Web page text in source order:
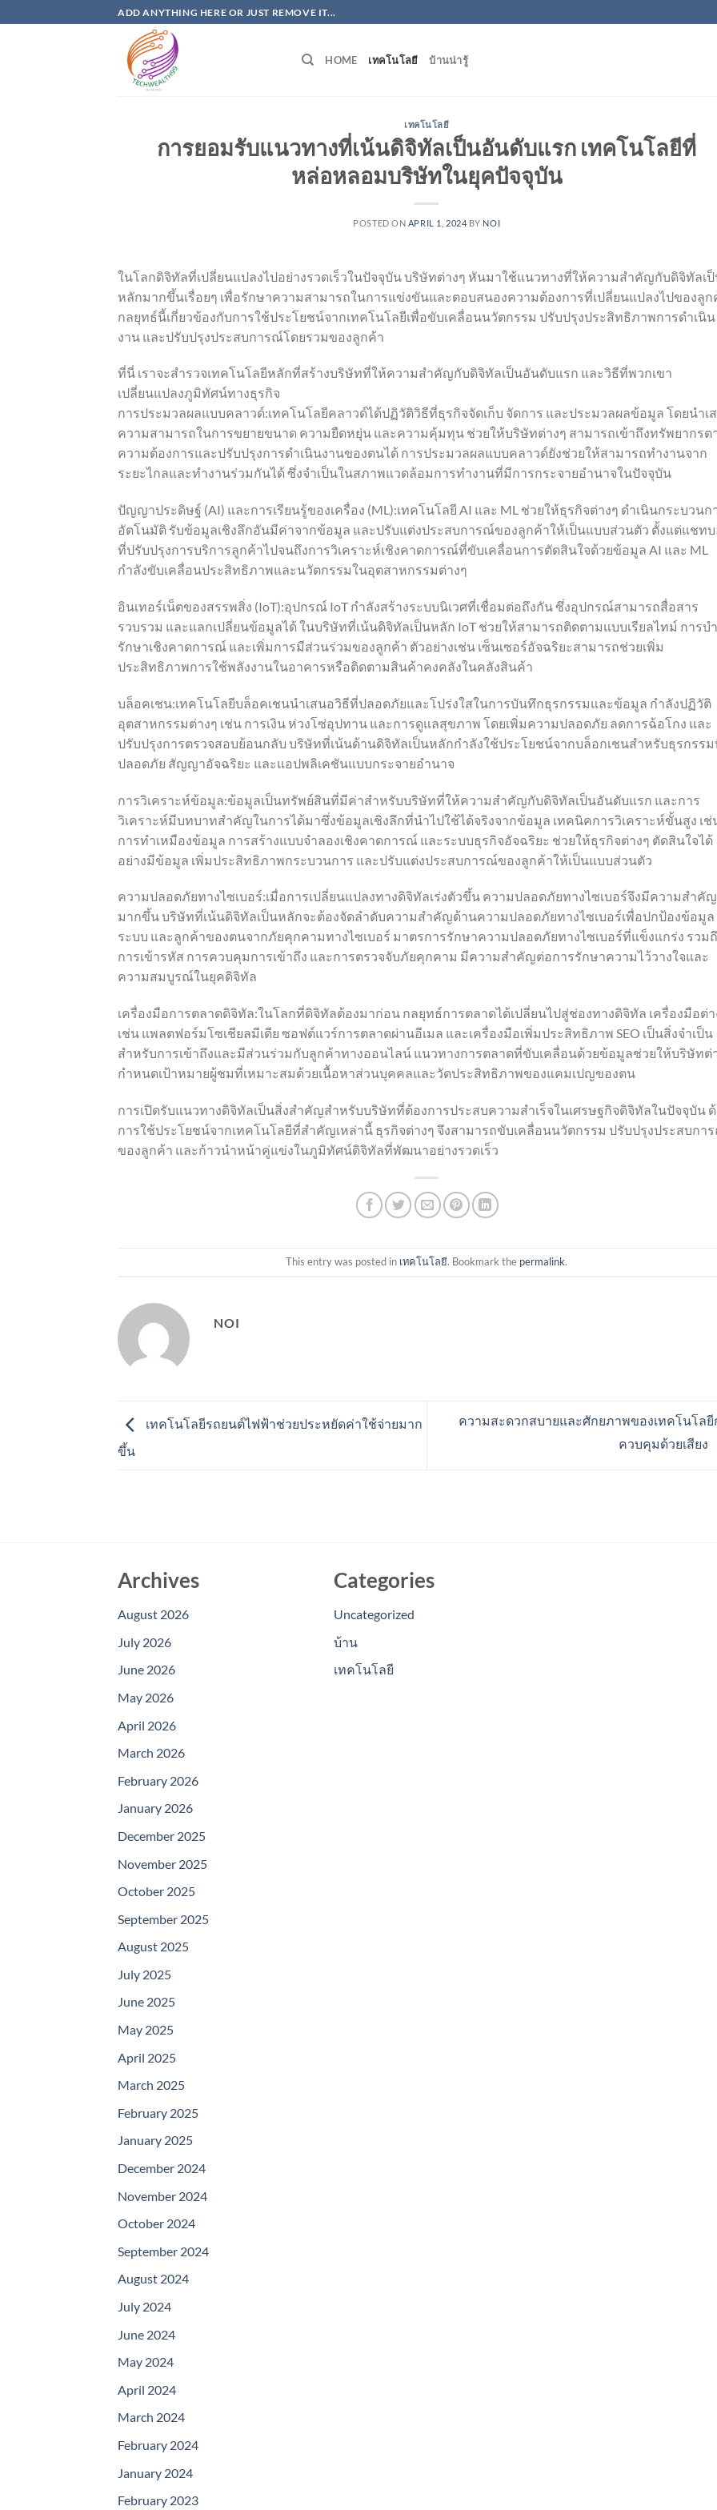
to
ADD ANYTHING HERE OR JUST REMOVE IT...
HOME เทคโนโลยี บ้านน่ารู้
เทคโนโลยี
การยอมรับแนวทางที่เน้นดิจิทัลเป็นอันดับแรก เทคโนโลยีที่
หล่อหลอมบริษัทในยุคปัจจุบัน
POSTED ON APRIL 1, 2024 BY NOI
ในโลกดิจิทัลที่เปลี่ยนแปลงไปอย่างรวดเร็วในปัจจุบัน บริษัทต่างๆ หันมาใช้แนวทางที่ให้ความสำคัญกับดิจิทัลเ
หลักมากขึ้นเรื่อยๆ เพื่อรักษาความสามารถในการแข่งขันและตอบสนองความต้องการที่เปลี่ยนแปลงไปของลูก
กลยุทธ์นี้เกี่ยวข้องกับการใช้ประโยชน์จากเทคโนโลยีเพื่อขับเคลื่อนนวัตกรรม ปรับปรุงประสิทธิภาพการดำเนิน
งาน และปรับปรุงประสบการณ์โดยรวมของลูกค้า
ที่นี่ เราจะสำรวจเทคโนโลยีหลักที่สร้างบริษัทที่ให้ความสำคัญกับดิจิทัลเป็นอันดับแรก และวิธีที่พวกเขา
เปลี่ยนแปลงภูมิทัศน์ทางธุรกิจ
การประมวลผลแบบคลาวด์:เทคโนโลยีคลาวด์ได้ปฏิวัติวิธีที่ธุรกิจจัดเก็บ จัดการ และประมวลผลข้อมูล โดยนำเ
ความสามารถในการขยายขนาด ความยืดหยุ่น และความคุ้มทุน ช่วยให้บริษัทต่างๆ สามารถเข้าถึงทรัพยากรต
ความต้องการและปรับปรุงการดำเนินงานของตนได้ การประมวลผลแบบคลาวด์ยังช่วยให้สามารถทำงานจาก
ระยะไกลและทำงานร่วมกันได้ ซึ่งจำเป็นในสภาพแวดล้อมการทำงานที่มีการกระจายอำนาจในปัจจุบัน
ปัญญาประดิษฐ์ (AI) และการเรียนรู้ของเครื่อง (ML):เทคโนโลยี AI และ ML ช่วยให้ธุรกิจต่างๆ ดำเนินกระบวนก
อัตโนมัติ รับข้อมูลเชิงลึกอันมีค่าจากข้อมูล และปรับแต่งประสบการณ์ของลูกค้าให้เป็นแบบส่วนตัว ตั้งแต่แชท
ที่ปรับปรุงการบริการลูกค้าไปจนถึงการวิเคราะห์เชิงคาดการณ์ที่ขับเคลื่อนการตัดสินใจด้วยข้อมูล AI และ ML
กำลังขับเคลื่อนประสิทธิภาพและนวัตกรรมในอุตสาหกรรมต่างๆ
อินเทอร์เน็ตของสรรพสิ่ง (IoT):อุปกรณ์ IoT กำลังสร้างระบบนิเวศที่เชื่อมต่อถึงกัน ซึ่งอุปกรณ์สามารถสื่อสาร
รวบรวม และแลกเปลี่ยนข้อมูลได้ ในบริษัทที่เน้นดิจิทัลเป็นหลัก IoT ช่วยให้สามารถติดตามแบบเรียลไทม์ การบ
รักษาเชิงคาดการณ์ และเพิ่มการมีส่วนร่วมของลูกค้า ตัวอย่างเช่น เซ็นเซอร์อัจฉริยะสามารถช่วยเพิ่ม
ประสิทธิภาพการใช้พลังงานในอาคารหรือติดตามสินค้าคงคลังในคลังสินค้า
บล็อคเชน:เทคโนโลยีบล็อคเชนนำเสนอวิธีที่ปลอดภัยและโปร่งใสในการบันทึกธุรกรรมและข้อมูล กำลังปฏิวัติ
อุตสาหกรรมต่างๆ เช่น การเงิน ห่วงโซ่อุปทาน และการดูแลสุขภาพ โดยเพิ่มความปลอดภัย ลดการฉ้อโกง และ
ปรับปรุงการตรวจสอบย้อนกลับ บริษัทที่เน้นด้านดิจิทัลเป็นหลักกำลังใช้ประโยชน์จากบล็อกเชนสำหรับธุรกรร
ปลอดภัย สัญญาอัจฉริยะ และแอปพลิเคชันแบบกระจายอำนาจ
การวิเคราะห์ข้อมูล:ข้อมูลเป็นทรัพย์สินที่มีค่าสำหรับบริษัทที่ให้ความสำคัญกับดิจิทัลเป็นอันดับแรก และการ
วิเคราะห์มีบทบาทสำคัญในการได้มาซึ่งข้อมูลเชิงลึกที่นำไปใช้ได้จริงจากข้อมูล เทคนิคการวิเคราะห์ขั้นสูง เช่
การทำเหมืองข้อมูล การสร้างแบบจำลองเชิงคาดการณ์ และระบบธุรกิจอัจฉริยะ ช่วยให้ธุรกิจต่างๆ ตัดสินใจได้
อย่างมีข้อมูล เพิ่มประสิทธิภาพกระบวนการ และปรับแต่งประสบการณ์ของลูกค้าให้เป็นแบบส่วนตัว
ความปลอดภัยทางไซเบอร์:เมื่อการเปลี่ยนแปลงทางดิจิทัลเร่งตัวขึ้น ความปลอดภัยทางไซเบอร์จึงมีความสำคัญ
มากขึ้น บริษัทที่เน้นดิจิทัลเป็นหลักจะต้องจัดลำดับความสำคัญด้านความปลอดภัยทางไซเบอร์เพื่อปกป้องข้อมูล
ระบบ และลูกค้าของตนจากภัยคุกคามทางไซเบอร์ มาตรการรักษาความปลอดภัยทางไซเบอร์ที่แข็งแกร่ง รวม
การเข้ารหัส การควบคุมการเข้าถึง และการตรวจจับภัยคุกคาม มีความสำคัญต่อการรักษาความไว้วางใจและ
ความสมบูรณ์ในยุคดิจิทัล
เครื่องมือการตลาดดิจิทัล:ในโลกที่ดิจิทัลต้องมาก่อน กลยุทธ์การตลาดได้เปลี่ยนไปสู่ช่องทางดิจิทัล เครื่องมือต่า
เช่น แพลตฟอร์มโซเชียลมีเดีย ซอฟต์แวร์การตลาดผ่านอีเมล และเครื่องมือเพิ่มประสิทธิภาพ SEO เป็นสิ่งจำเป็น
สำหรับการเข้าถึงและมีส่วนร่วมกับลูกค้าทางออนไลน์ แนวทางการตลาดที่ขับเคลื่อนด้วยข้อมูลช่วยให้บริษัทต่
กำหนดเป้าหมายผู้ชมที่เหมาะสมด้วยเนื้อหาส่วนบุคคลและวัดประสิทธิภาพของแคมเปญของตน
การเปิดรับแนวทางดิจิทัลเป็นสิ่งสำคัญสำหรับบริษัทที่ต้องการประสบความสำเร็จในเศรษฐกิจดิจิทัลในปัจจุบัน
การใช้ประโยชน์จากเทคโนโลยีที่สำคัญเหล่านี้ ธุรกิจต่างๆ จึงสามารถขับเคลื่อนนวัตกรรม ปรับปรุงประสบกา
ของลูกค้า และก้าวนำหน้าคู่แข่งในภูมิทัศน์ดิจิทัลที่พัฒนาอย่างรวดเร็ว
This entry was posted in เทคโนโลยี. Bookmark the permalink.
NOI
เทคโนโลยีรถยนต์ไฟฟ้าช่วยประหยัดค่าใช้จ่ายมาก
ขึ้น
ความสะดวกสบายและศักยภาพของเทคโนโลยี
ควบคุมด้วยเสียง
Archives
August 2026
July 2026
June 2026
May 2026
April 2026
March 2026
February 2026
January 2026
December 2025
November 2025
October 2025
September 2025
August 2025
July 2025
June 2025
May 2025
April 2025
March 2025
February 2025
January 2025
December 2024
November 2024
October 2024
September 2024
August 2024
July 2024
June 2024
May 2024
April 2024
March 2024
February 2024
January 2024
February 2023
Categories
Uncategorized
บ้าน
เทคโนโลยี